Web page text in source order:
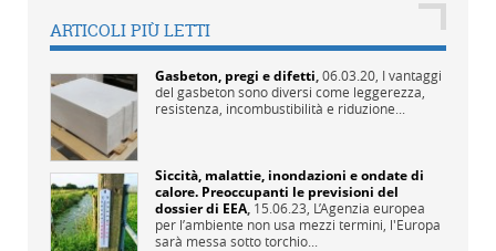
ARTICOLI PIÙ LETTI
Gasbeton, pregi e difetti,06.03.20, I vantaggi
del gasbeton sono diversi come leggerezza,
resistenza, incombustibilità e riduzione...
Siccità, malattie, inondazioni e ondate di
calore. Preoccupanti le previsioni del
dossier di EEA, 15.06.23, L’Agenzia europea
per l’ambiente non usa mezzi termini, l'Europa
sarà messa sotto torchio...